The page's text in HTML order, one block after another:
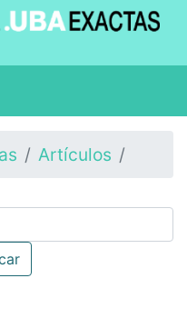
Artículos